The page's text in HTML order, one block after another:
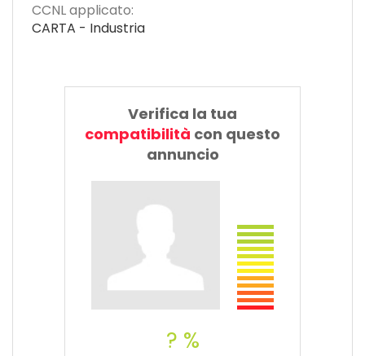
CCNL applicato:
CARTA - Industria
Verifica la tua
compatibilità con questo
annuncio
? %